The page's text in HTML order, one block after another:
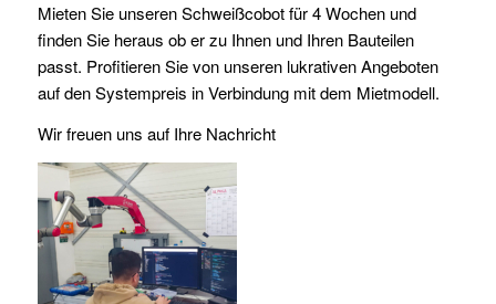
Mieten Sie unseren Schweißcobot für 4 Wochen und
finden Sie heraus ob er zu Ihnen und Ihren Bauteilen
passt. Profitieren Sie von unseren lukrativen Angeboten
auf den Systempreis in Verbindung mit dem Mietmodell.
Wir freuen uns auf Ihre Nachricht